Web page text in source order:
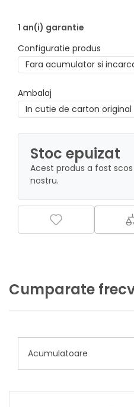
1 an(i) garantie
Configuratie produs
Fara acumulator si
Ambalaj
In cutie de carton original
Stoc epuizat
Acest produs a fost
nostru.
Cumparate
Acumulatoare